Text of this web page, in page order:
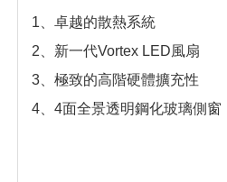
1、卓越的散熱系統
2、新一代Vortex LED風扇
3、極致的高階硬體擴充性
4、4面全景透明鋼化玻璃側窗